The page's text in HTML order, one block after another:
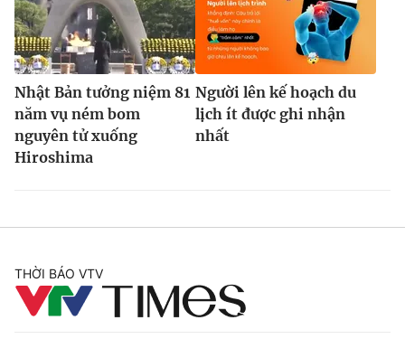
Nhật Bản tưởng niệm 81
năm vụ ném bom
nguyên tử xuống
Hiroshima
Người lên kế hoạch du
lịch ít được ghi nhận
nhất
THỜI BÁO VTV